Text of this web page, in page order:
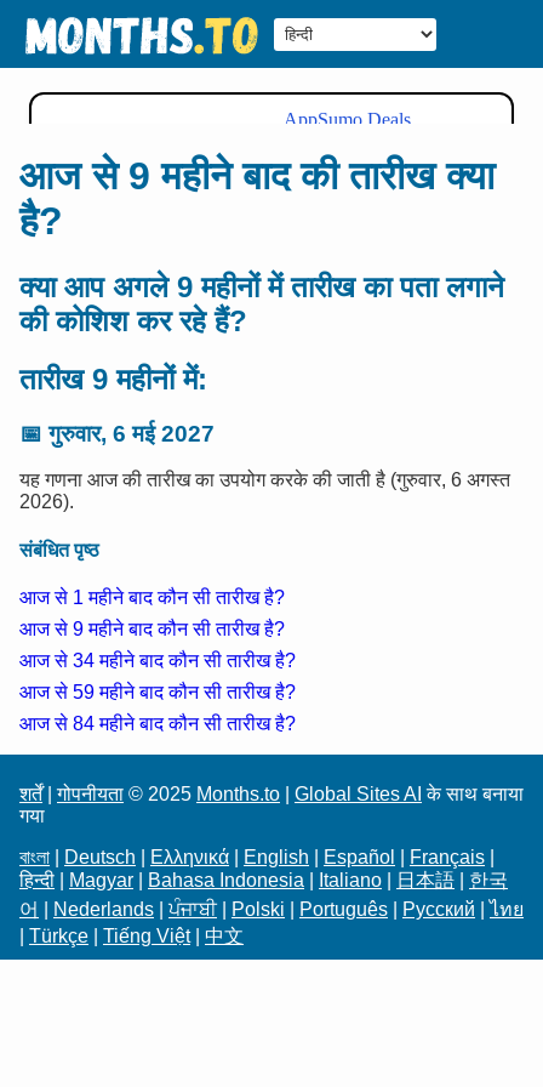
आज से 9 महीने बाद की तारीख क्या
है?
क्या आप अगले 9 महीनों में तारीख का पता लगाने
की कोशिश कर रहे हैं?
तारीख 9 महीनों में:
📅 गुरुवार, 6 मई 2027
यह गणना आज की तारीख का उपयोग करके की जाती है (गुरुवार, 6 अगस्त
2026).
संबंधित पृष्ठ
आज से 1 महीने बाद कौन सी तारीख है?
आज से 9 महीने बाद कौन सी तारीख है?
आज से 34 महीने बाद कौन सी तारीख है?
आज से 59 महीने बाद कौन सी तारीख है?
आज से 84 महीने बाद कौन सी तारीख है?
शर्तें|गोपनीयता © 2025 Months.to Global Sites AI के साथ बनाया
गया
বাংলা
Deutsch Ελληνικά English Español Français
हिन्दी
Magyar Bahasa Indonesia Italiano 日本語
한국
어
Nederlands |ਪੰਜਾਬੀ| Polski Português Русский |ไทย
Türkçe Tiếng Việt| 中文